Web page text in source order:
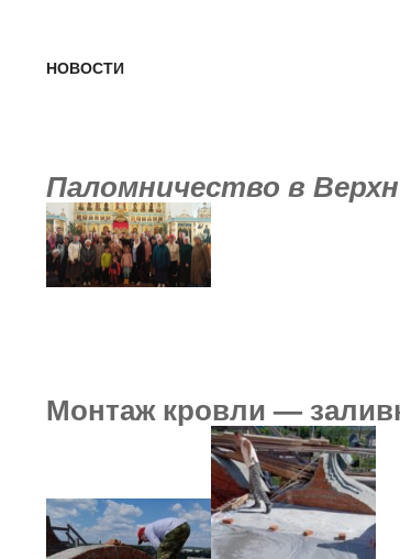
НОВОСТИ
Паломничество в
Монтаж кровли —